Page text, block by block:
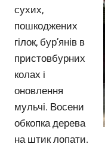
сухих,
пошкоджених
гілок, бур’янів в
пристовбурних
колах і
оновлення
мульчі. Восени
обкопка дерева
на штик лопати.